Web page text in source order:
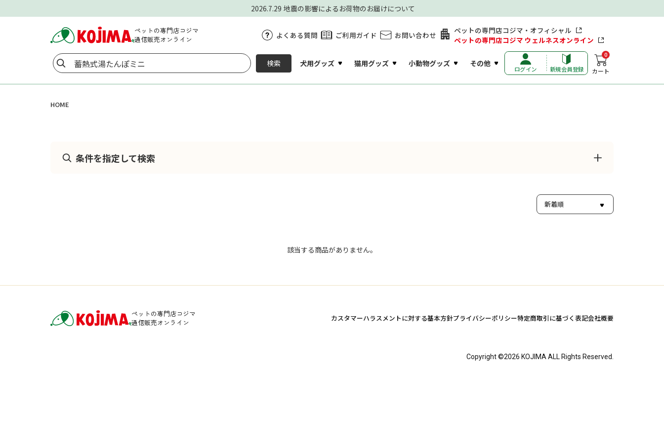
2026.7.29 地震の影響によるお荷物のお届けについて
ペットの専門店コジマ
通信販売オンライン
よくある質問 ご利用ガイド お問い合わせ
ペットの専門店コジマ・オフィシャル
ペットの専門店コジマ ウェルネスオンライン
検索 犬用グッズ 猫用グッズ 小動物グッズ その他
ログイン 新規会員登録
0
カート
HOME
条件を指定して検索
該当する商品がありません。
ペットの専門店コジマ
通信販売オンライン
カスタマーハラスメントに対する基本方針プライバシーポリシー特定商取引に基づく表記会社概要
Copyright ©2026 KOJIMA ALL Rights Reserved.